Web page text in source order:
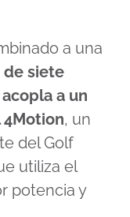
a una
de siete
a un
, un
del Golf
utiliza el
potencia y